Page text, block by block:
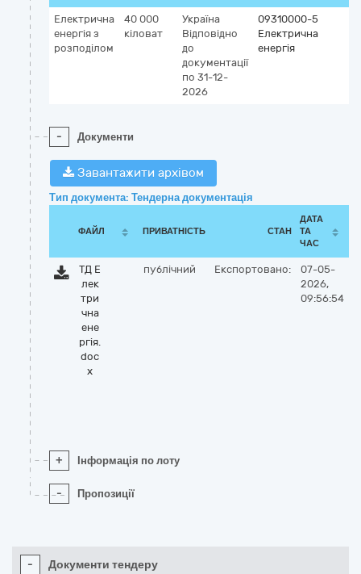
Електрична
енергія з
розподілом
40 000
кіловат
Україна
Відповідно
до
документації
по 31-12-
2026
09310000-5
Електрична
енергія
- Документи
Завантажити архівом
Тип документа: Тендерна документація
ФАЙЛ ПРИВАТНІСТЬ СТАН
ДАТА
ТА
ЧАС
ТД Е
лек
три
чна
ене
ргія.
doc
x
публічний Експортовано:
07-05-
2026,
09:56:54
+ Інформація по лоту
- Пропозиції
- Документи тендеру